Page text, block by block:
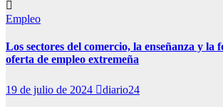
Empleo
Los sectores del comercio, la enseñanza y la
oferta de empleo extremeña
19 de julio de 2024 diario24